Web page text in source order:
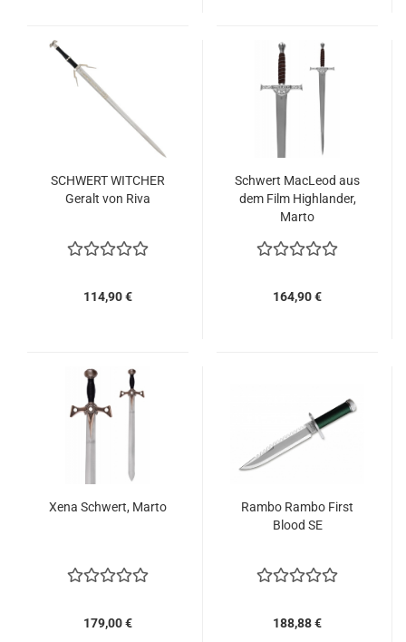
SCHWERT WITCHER
Geralt von Riva
114,90 €
Schwert MacLeod aus
dem Film Highlander,
Marto
164,90 €
Xena Schwert, Marto
179,00 €
Rambo Rambo First
Blood SE
188,88 €